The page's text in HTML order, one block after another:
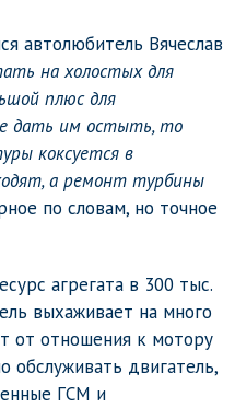
автолюбитель Вячеслав
на холостых для
плюс для
дать им остыть, то
коксуется в
а ремонт турбины
по словам, но точное
агрегата в 300 тыс.
выхаживает на много
от отношения к мотору
обслуживать двигатель,
ГСМ и